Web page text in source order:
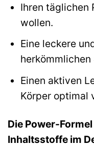
Ihren täglichen
wollen.
Eine leckere
Einen aktiven
Körper optimal
Die Power-
Inhaltsstoffe im